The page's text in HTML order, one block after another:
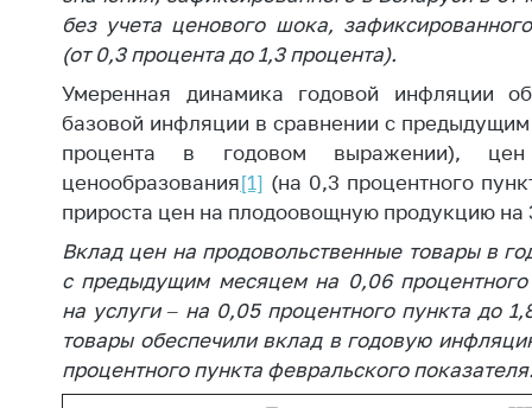
Общественная
жизнь
Идеологическая
работа
Официальные
геральдические
символы
5 лет МАРТ
Деятельность
Ценовая политика
Антимонопольное
орган
Важное
цен
без учета ценового шока,
(от 0,3 процента до 1,3 процента).
Умеренная динамика годовой инфляции
базовой инфляции в сравнении с
процента в годовом выражении),
ценообразования[1] (на 0,3 процентного
прироста цен на плодоовощную продукцию на
Вклад цен на продовольственные товары в
с предыдущим месяцем на 0,06
на услуги – на 0,05 процентного пункта до
товары обеспечили вклад в годовую
процентного пункта февральского показателя.